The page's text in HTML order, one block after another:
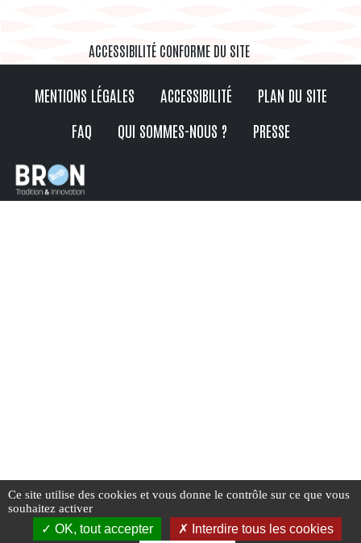
ACCESSIBILITÉ CONFORME DU SITE
MENTIONS LÉGALES ACCESSIBILITÉ
PLAN DU SITE
FAQ
QUI SOMMES-NOUS ? PRESSE
Ce site utilise des cookies et vous donne le contrôle sur ce que vous
souhaitez activer
OK, tout accepter Interdire tous les cookies